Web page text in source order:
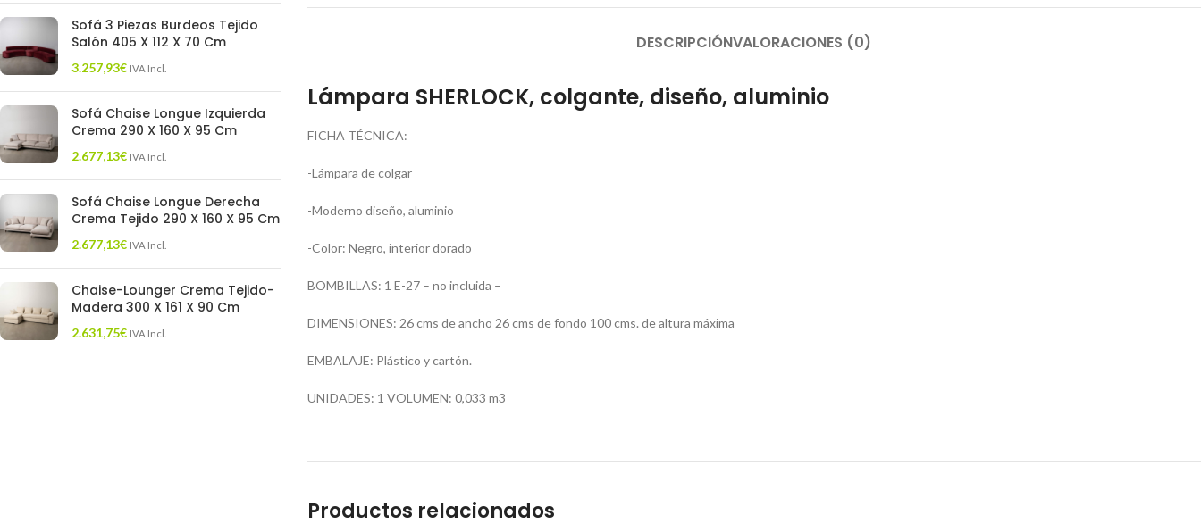
Sofá 3 Piezas Burdeos Tejido
Salón 405 X 112 X 70 Cm
3.257,93€ IVA Incl.
Sofá Chaise Longue Izquierda
Crema 290 X 160 X 95 Cm
2.677,13€ IVA Incl.
Sofá Chaise Longue Derecha
Crema Tejido 290 X 160 X 95 Cm
2.677,13€ IVA Incl.
Chaise-Lounger Crema Tejido-
Madera 300 X 161 X 90 Cm
2.631,75€ IVA Incl.
DESCRIPCIÓNVALORACIONES (0)
Lámpara SHERLOCK, colgante, diseño, aluminio
FICHA TÉCNICA:
-Lámpara de colgar
-Moderno diseño, aluminio
-Color: Negro, interior dorado
BOMBILLAS: 1 E-27 – no incluida –
DIMENSIONES: 26 cms de ancho 26 cms de fondo 100 cms. de altura máxima
EMBALAJE: Plástico y cartón.
UNIDADES: 1 VOLUMEN: 0,033 m3
Productos relacionados